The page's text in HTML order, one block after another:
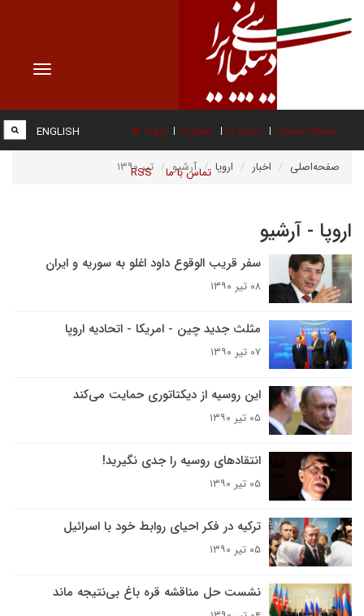
Toggle
صفحه نخست درباره ما عضویت پیوند ها
تماس با ما RSS
ENGLISH
صفحه‌اصلی اخبار اروپا آرشیو تیر ۱۳۹۰
اروپا - آرشیو
سفر قریب الوقوع داود اغلو به سوریه و ایران
۰۸ تیر ۱۳۹۰
مثلث جدید چین - امریکا - اتحادیه اروپا
۰۷ تیر ۱۳۹۰
این روسیه از دیکتاتوری حمایت می‌کند
۰۵ تیر ۱۳۹۰
انتقادهای روسیه را جدی نگیرید!
۰۵ تیر ۱۳۹۰
ترکیه در فکر احیای روابط خود با اسرائیل
۰۵ تیر ۱۳۹۰
نشست حل مناقشه قره باغ بی‌نتیجه ماند